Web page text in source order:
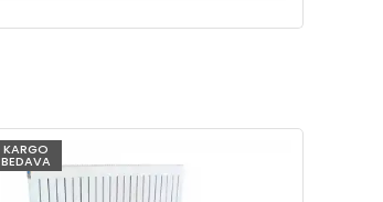
KARGO
BEDAVA